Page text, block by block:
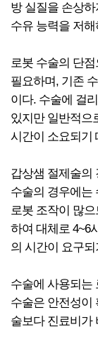
방 실질을 손상
수유 능력을 저
로봇 수술의 단
필요하며, 기존
이다. 수술에 걸
있지만 일반적으
시간이 소요되기
갑상샘 절제술의
수술의 경우에는
로봇 조작이 많
하여 대체로 4~6
의 시간이 요구
수술에 사용되는
수술은 안전성이
술보다 진료비가